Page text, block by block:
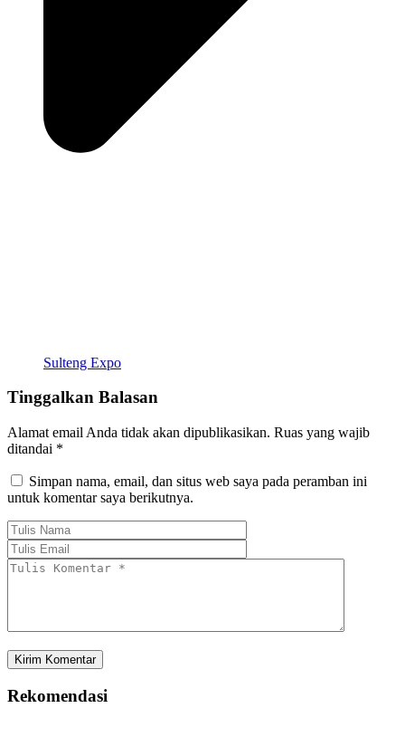
Sulteng Expo
Tinggalkan Balasan
Alamat email Anda tidak akan dipublikasikan. Ruas yang wajib
ditandai *
Simpan nama, email, dan situs web saya pada peramban ini
untuk komentar saya berikutnya.
Rekomendasi